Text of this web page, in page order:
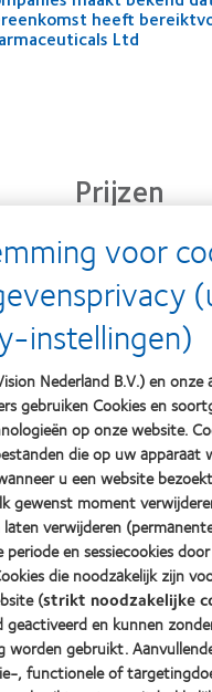
heeft
Ltd
Prijzen
Learn
more
about
Contact
Lens
Product
of
the
Year
(2013)
Best
Learn
more
about
2012
REBRAND
100®
Global
voor
instellingen)
Nederland B.V.) en onze
gebruiken Cookies en
op onze website.
die op uw apparaat
u een website
gewenst moment
verwijderen
periode en sessiecookies
die noodzakelijk zijn
(strikt noodzakelijke
en kunnen
worden gebruikt.
, functionele of